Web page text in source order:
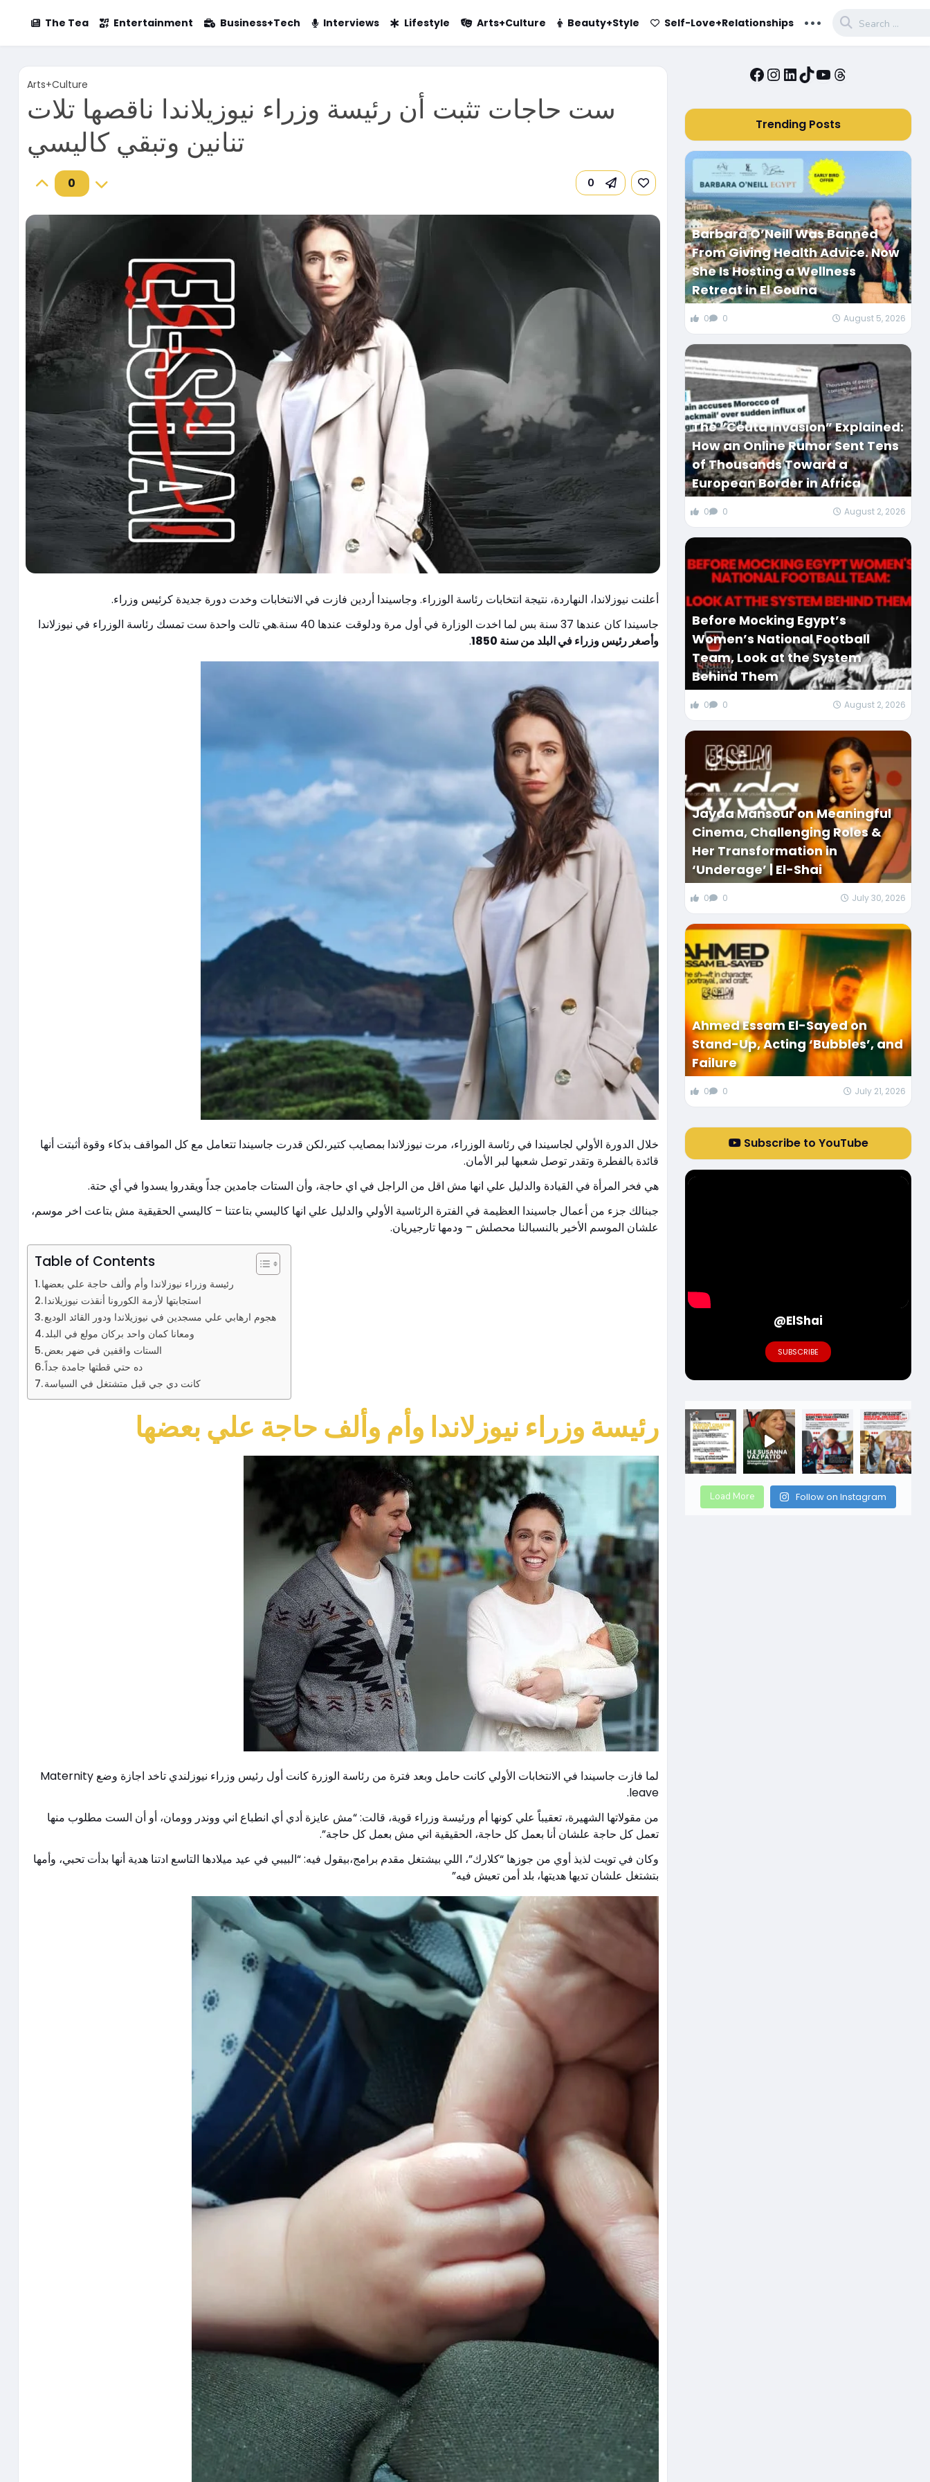
The Tea Entertainment Business+Tech Interviews Lifestyle Arts+Culture Beauty+Style Self-Love+Relationships ...
Arts+Culture
ست حاجات تثبت أن رئيسة وزراء نيوزيلاندا ناقصها تلات
تنانين وتبقي كاليسي
0 0
أعلنت نيوزلاندا، النهاردة، نتيجة انتخابات رئاسة الوزراء. وجاسيندا أردين فازت في الانتخابات وخدت دورة جديدة كرئيس وزراء.
جاسيندا كان عندها 37 سنة بس لما اخدت الوزارة في أول مرة ودلوقت عندها 40 سنة.هي تالت واحدة ست تمسك رئاسة الوزراء في نيوزلاندا
وأصغر رئيس وزراء في البلد من سنة 1850
.
خلال الدورة الأولي لجاسيندا في رئاسة الوزراء، مرت نيوزلاندا بمصايب كتير،لكن قدرت جاسيندا تتعامل مع كل المواقف بذكاء وقوة أثبتت أنها
قائدة بالفطرة وتقدر توصل شعبها لبر الأمان.
هي فخر المرأة في القيادة والدليل علي انها مش اقل من الراجل في اي حاجة، وأن الستات جامدين جداً ويقدروا يسدوا في أي حتة.
جبنالك جزء من أعمال جاسيندا العظيمة في الفترة الرئاسية الأولي والدليل علي انها كاليسي بتاعتنا – كاليسي الحقيقية مش بتاعت اخر موسم،
علشان الموسم الأخير بالنسبالنا محصلش – ودمها تارجيريان.
Table of Contents
رئيسة وزراء نيوزلاندا وأم وألف حاجة علي بعضها
استجابتها لأزمة الكورونا أنقذت نيوزيلاندا
هجوم ارهابي علي مسجدين في نيوزيلاندا ودور القائد الوديع
ومعانا كمان واحد بركان مولع في البلد
الستات واقفين في ضهر بعض
ده حتي قطتها جامدة جداً
كانت دي جي قبل متشتغل في السياسة
رئيسة وزراء نيوزلاندا وأم وألف حاجة علي بعضها
لما فازت جاسيندا في الانتخابات الأولي كانت حامل وبعد فترة من رئاسة الوزرة كانت أول رئيس وزراء نيوزلندي تاخد اجازة وضع Maternity
leave.
من مقولاتها الشهيرة، تعقيباًَ علي كونها أم ورئيسة وزراء قوية، قالت: “مش عايزة أدي أي انطباع اني ووندر وومان، أو أن الست مطلوب منها
تعمل كل حاجة علشان أنا بعمل كل حاجة، الحقيقية اني مش بعمل كل حاجة”.
وكان في تويت لذيذ أوي من جوزها “كلارك”، اللي بيشتغل مقدم برامج،بيقول فيه: “البيبي في عيد ميلادها التاسع ادتنا هدية أنها بدأت تحبي، وأمها
بتشتغل علشان تديها هديتها، بلد أمن تعيش فيه”
Facebook
Instagram
LinkedIn
TikTok
YouTube
Threads
Trending Posts
Barbara O’Neill Was Banned
From Giving Health Advice. Now
She Is Hosting a Wellness
Retreat in El Gouna
0 0 August 5, 2026
The “Ceuta Invasion” Explained:
How an Online Rumor Sent Tens
of Thousands Toward a
European Border in Africa
0 0 August 2, 2026
Before Mocking Egypt’s
Women’s National Football
Team, Look at the System
Behind Them
0 0 August 2, 2026
Jayda Mansour on Meaningful
Cinema, Challenging Roles &
Her Transformation in
‘Underage’ | El-Shai
0 0 July 30, 2026
Ahmed Essam El-Sayed on
Stand-Up, Acting ‘Bubbles’, and
Failure
0 0 July 21, 2026
Subscribe to YouTube
@ElShai
SUBSCRIBE
Load More Follow on Instagram